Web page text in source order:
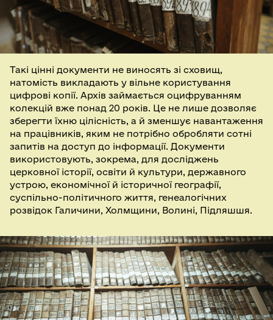
Такі цінні документи не виносять зі сховищ,
натомість викладають у вільне користування
цифрові копії. Архів займається оцифруванням
колекцій вже понад 20 років. Це не лише дозволяє
зберегти їхню цілісність, а й зменшує навантаження
на працівників, яким не потрібно обробляти сотні
запитів на доступ до інформації. Документи
використовують, зокрема, для досліджень
церковної історії, освіти й культури, державного
устрою, економічної й історичної географії,
суспільно-політичного життя, генеалогічних
розвідок Галичини, Холмщини, Волині, Підляшшя.